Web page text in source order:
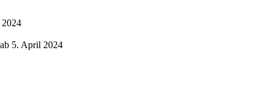
2024
5. April 2024